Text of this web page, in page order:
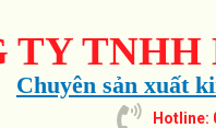
TY TNHH
Chuyên sản xuất
Hotline: